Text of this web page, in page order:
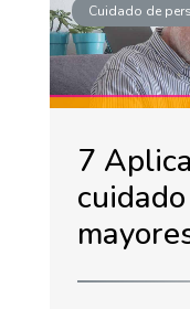
Cuidado de
7